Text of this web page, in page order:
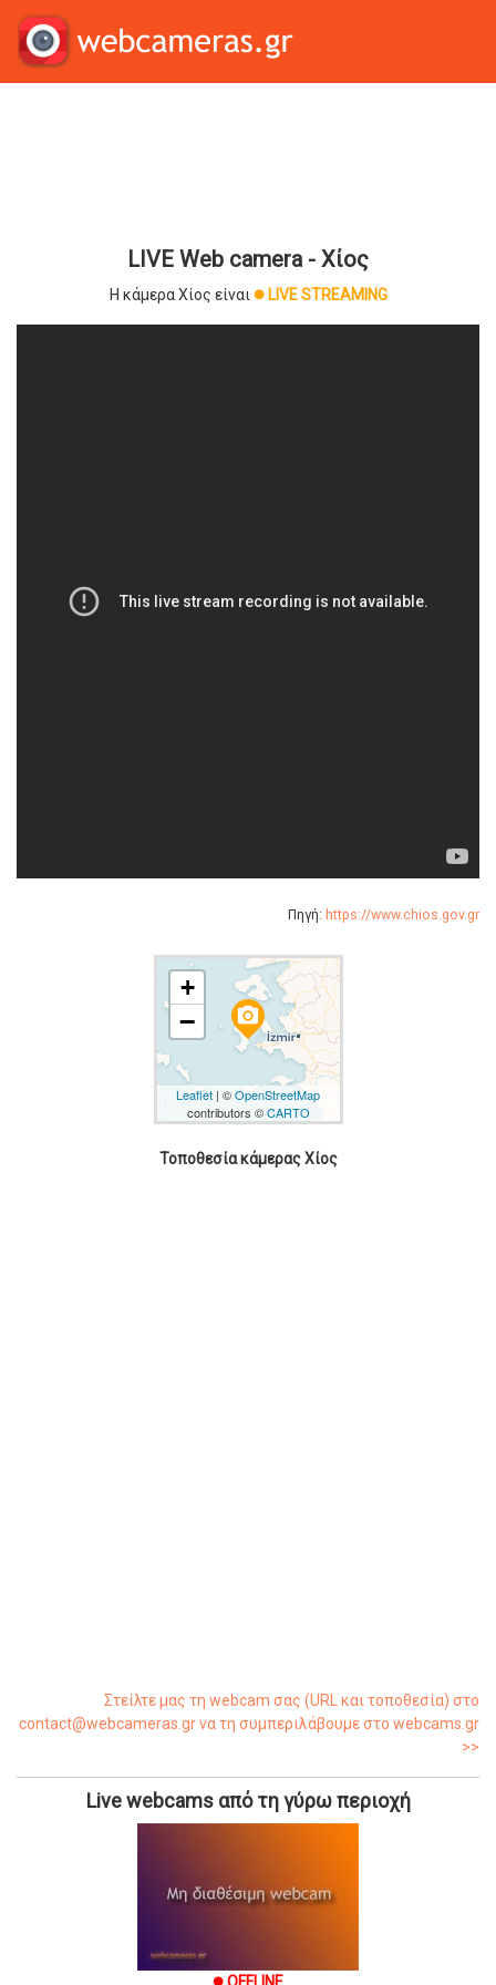
LIVE Web camera - Χίος
Η κάμερα Χίος είναι brightness_1 LIVE STREAMING
Πηγή: https://www.chios.gov.gr
camera_alt
+
−
Leaflet | ©OpenStreetMap
contributors ©CARTO
Τοποθεσία κάμερας Χίος
Στείλτε μας τη webcam σας (URL και τοποθεσία) στο
contact@webcameras.gr να τη συμπεριλάβουμε στο webcams.gr
>>
Live webcams από τη γύρω περιοχή
brightness_1